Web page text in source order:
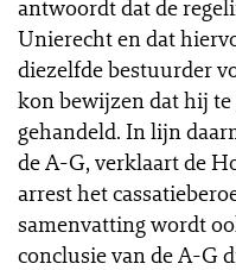
antwoordt dat de
Unierecht en dat
diezelfde bestuurder
kon bewijzen dat hij
gehandeld. In lijn
de A-G, verklaart de
arrest het
samenvatting wordt
conclusie van de A-G